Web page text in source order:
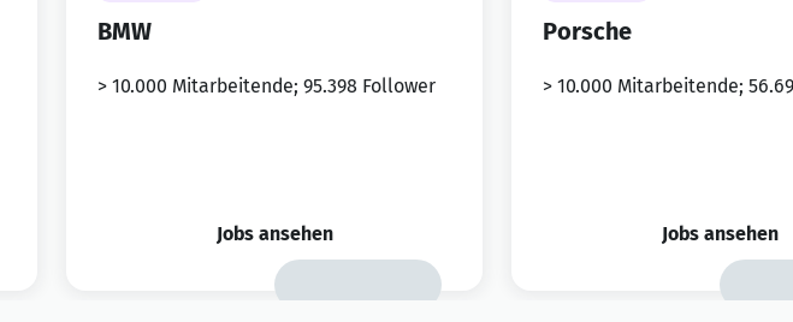
BMW
> 10.000 Mitarbeitende; 95.398 Follower
Jobs ansehen
Porsche
> 10.000 Mitarbeitende;
Jobs ansehen